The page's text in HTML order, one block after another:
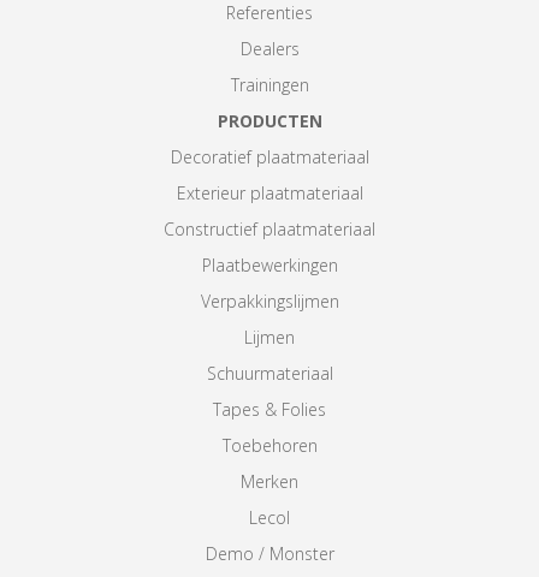
Referenties
Dealers
Trainingen
PRODUCTEN
Decoratief plaatmateriaal
Exterieur plaatmateriaal
Constructief plaatmateriaal
Plaatbewerkingen
Verpakkingslijmen
Lijmen
Schuurmateriaal
Tapes & Folies
Toebehoren
Merken
Lecol
Demo / Monster